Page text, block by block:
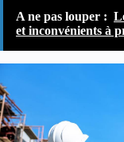
A ne pas louper :
et inconvénients à